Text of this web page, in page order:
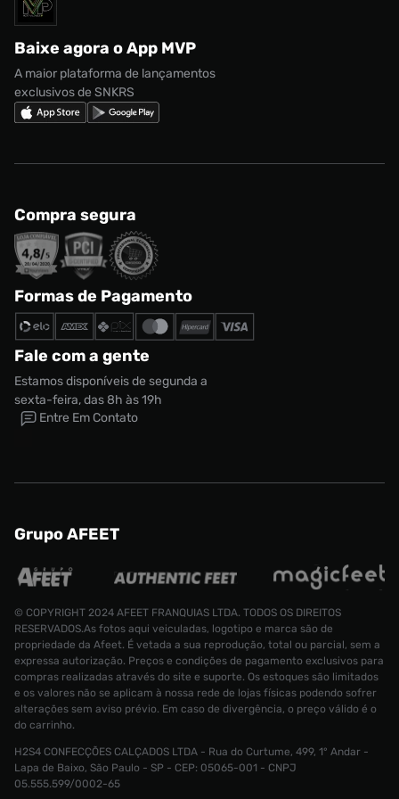
Marcas
adidas Campus
Nike Shox
Política de privacidade
Regulamento CRM/ CASHBACK
Regulamento Cupom
Solicite seus dados
Baixe agora o App MVP
A maior plataforma de lançamentos
exclusivos de SNKRS
Compra segura
Formas de Pagamento
Fale com a gente
Estamos disponíveis de segunda a
sexta-feira, das 8h às 19h
Entre Em Contato
Grupo AFEET
© COPYRIGHT 2024 AFEET FRANQUIAS LTDA. TODOS OS DIREITOS
RESERVADOS.As fotos aqui veiculadas, logotipo e marca são de
propriedade da Afeet. É vetada a sua reprodução, total ou parcial, sem a
expressa autorização. Preços e condições de pagamento exclusivos para
compras realizadas através do site e suporte. Os estoques são limitados
e os valores não se aplicam à nossa rede de lojas físicas podendo sofrer
alterações sem aviso prévio. Em caso de divergência, o preço válido é o
do carrinho.
H2S4 CONFECÇÕES CALÇADOS LTDA - Rua do Curtume, 499, 1° Andar -
Lapa de Baixo, São Paulo - SP - CEP: 05065-001 - CNPJ
05.555.599/0002-65